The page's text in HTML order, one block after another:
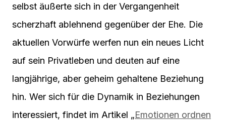
selbst äußerte sich in der Vergangenheit
scherzhaft ablehnend gegenüber der Ehe. Die
aktuellen Vorwürfe werfen nun ein neues Licht
auf sein Privatleben und deuten auf eine
langjährige, aber geheim gehaltene Beziehung
hin. Wer sich für die Dynamik in Beziehungen
interessiert, findet im Artikel „Emotionen ordnen